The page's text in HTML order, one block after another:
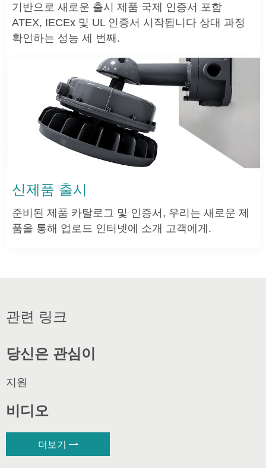
기반으로 새로운 출시 제품 국제 인증서 포함
ATEX, IECEx 및 UL 인증서 시작됩니다 상대 과정
확인하는 성능 세 번째.
신제품 출시
준비된 제품 카탈로그 및 인증서, 우리는 새로운 제
품을 통해 업로드 인터넷에 소개 고객에게.
관련 링크
당신은 관심이
지원
비디오
더보기 